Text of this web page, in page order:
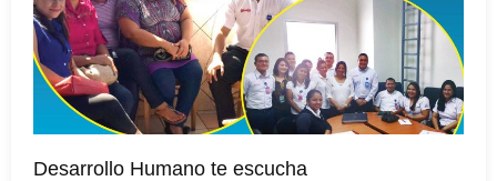
Desarrollo Humano te escucha